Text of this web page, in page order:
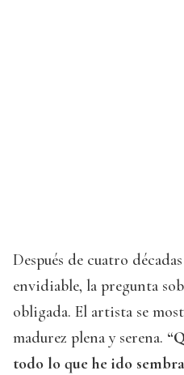
Después de cuatro
envidiable, la pregunta
obligada. El artista se
madurez plena y serena.
todo lo que he ido